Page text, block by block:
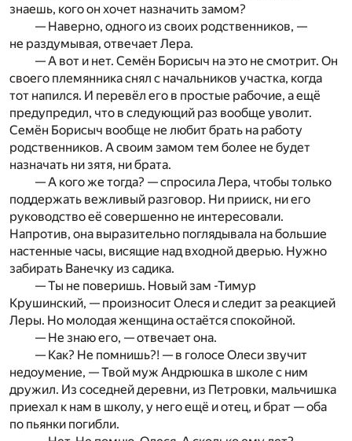
знаешь, кого он хочет назначить замом?
— Наверно, одного из своих родственников, —
не раздумывая, отвечает Лера.
— А вот и нет. Семён Борисыч на это не смотрит. Он
своего племянника снял с начальников участка, когда
тот напился. И перевёл его в простые рабочие, а ещё
предупредил, что в следующий раз вообще уволит.
Семён Борисыч вообще не любит брать на работу
родственников. А своим замом тем более не будет
назначать ни зятя, ни брата.
— А кого же тогда? — спросила Лера, чтобы только
поддержать вежливый разговор. Ни прииск, ни его
руководство её совершенно не интересовали.
Напротив, она выразительно поглядывала на большие
настенные часы, висящие над входной дверью. Нужно
забирать Ванечку из садика.
— Ты не поверишь. Новый зам -Тимур
Крушинский, — произносит Олеся и следит за реакцией
Леры. Но молодая женщина остаётся спокойной.
— Не знаю его, — отвечает она.
— Как? Не помнишь?! — в голосе Олеси звучит
недоумение, — Твой муж Андрюшка в школе с ним
дружил. Из соседней деревни, из Петровки, мальчишка
приехал к нам в школу, у него ещё и отец, и брат — оба
по пьянки погибли.